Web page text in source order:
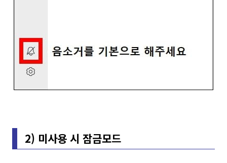
2) 미사용 시 잠금모드